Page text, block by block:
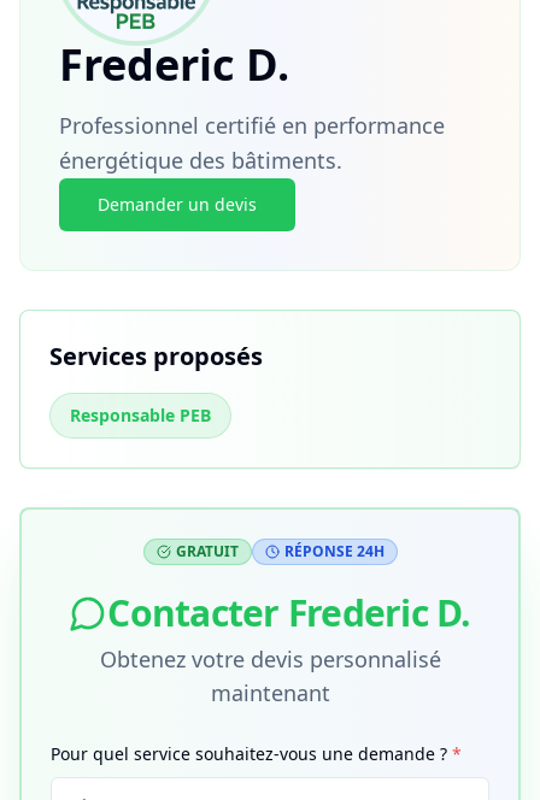
Frederic D.
Professionnel certifié en performance
énergétique des bâtiments.
Demander un devis
Services proposés
Responsable PEB
GRATUIT RÉPONSE 24H
Contacter Frederic D.
Obtenez votre devis personnalisé
maintenant
Pour quel service souhaitez-vous une demande ? *